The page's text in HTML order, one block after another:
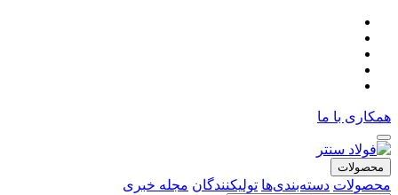
همکاری با ما
محصولات
محصولات دسته‌بندی‌ها تولیکنندگان مجله خبری